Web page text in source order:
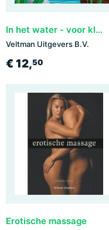
In het water - voor kleine ontdekkingsreizigers
Veltman Uitgevers B.V.
€ 12,50
Erotische massage